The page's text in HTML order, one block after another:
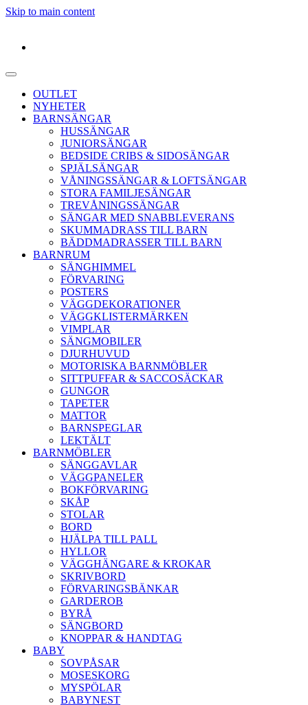
Skip to main content
OUTLET
NYHETER
BARNSÄNGAR
HUSSÄNGAR
JUNIORSÄNGAR
BEDSIDE CRIBS & SIDOSÄNGAR
SPJÄLSÄNGAR
VÅNINGSSÄNGAR & LOFTSÄNGAR
STORA FAMILJESÄNGAR
TREVÅNINGSSÄNGAR
SÄNGAR MED SNABBLEVERANS
SKUMMADRASS TILL BARN
BÄDDMADRASSER TILL BARN
BARNRUM
SÄNGHIMMEL
FÖRVARING
POSTERS
VÄGGDEKORATIONER
VÄGGKLISTERMÄRKEN
VIMPLAR
SÄNGMOBILER
DJURHUVUD
MOTORISKA BARNMÖBLER
SITTPUFFAR & SACCOSÄCKAR
GUNGOR
TAPETER
MATTOR
BARNSPEGLAR
LEKTÄLT
BARNMÖBLER
SÄNGGAVLAR
VÄGGPANELER
BOKFÖRVARING
SKÅP
STOLAR
BORD
HJÄLPA TILL PALL
HYLLOR
VÄGGHÄNGARE & KROKAR
SKRIVBORD
FÖRVARINGSBÄNKAR
GARDEROB
BYRÅ
SÄNGBORD
KNOPPAR & HANDTAG
BABY
SOVPÅSAR
MOSESKORG
MYSPÖLAR
BABYNEST